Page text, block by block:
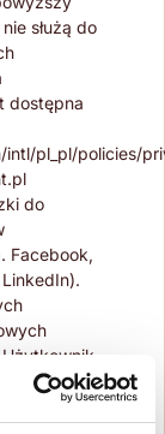
służą do
dostępna
pl_pl/policies/
do
Facebook,
Użytkownik